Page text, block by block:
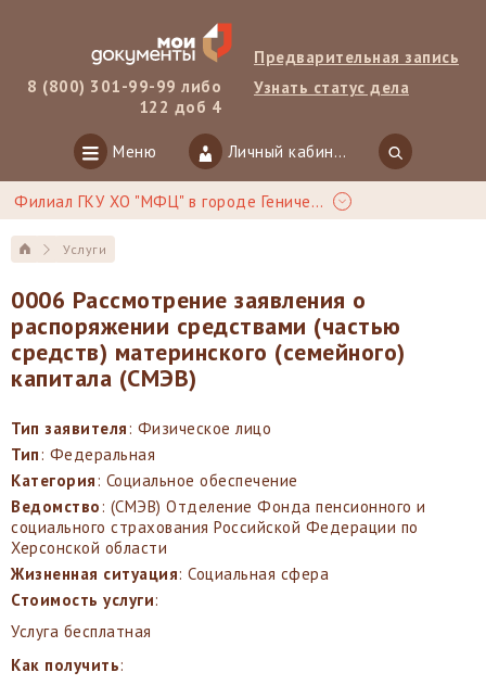
8 (800) 301-99-99 либо
122 доб 4
Предварительная запись
Узнать статус дела
Меню Личный кабинет
Филиал ГКУ ХО "МФЦ" в городе Геническ
Услуги
0006 Рассмотрение заявления о
распоряжении средствами (частью
средств) материнского (семейного)
капитала (СМЭВ)
Тип заявителя: Физическое лицо
Тип: Федеральная
Категория: Социальное обеспечение
Ведомство: (СМЭВ) Отделение Фонда пенсионного и
социального страхования Российской Федерации по
Херсонской области
Жизненная ситуация: Социальная сфера
Стоимость услуги:
Услуга бесплатная
Как получить: